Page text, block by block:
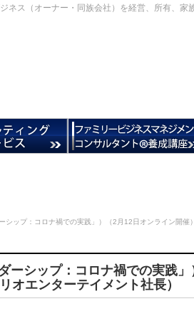
ネス（オーナー・同族会社）を経営、所有、
シップ：コロナ禍での実践」）（2月12日オンライン開催
ーシップ：コロナ禍での実践」
オエンターテイメント社長）